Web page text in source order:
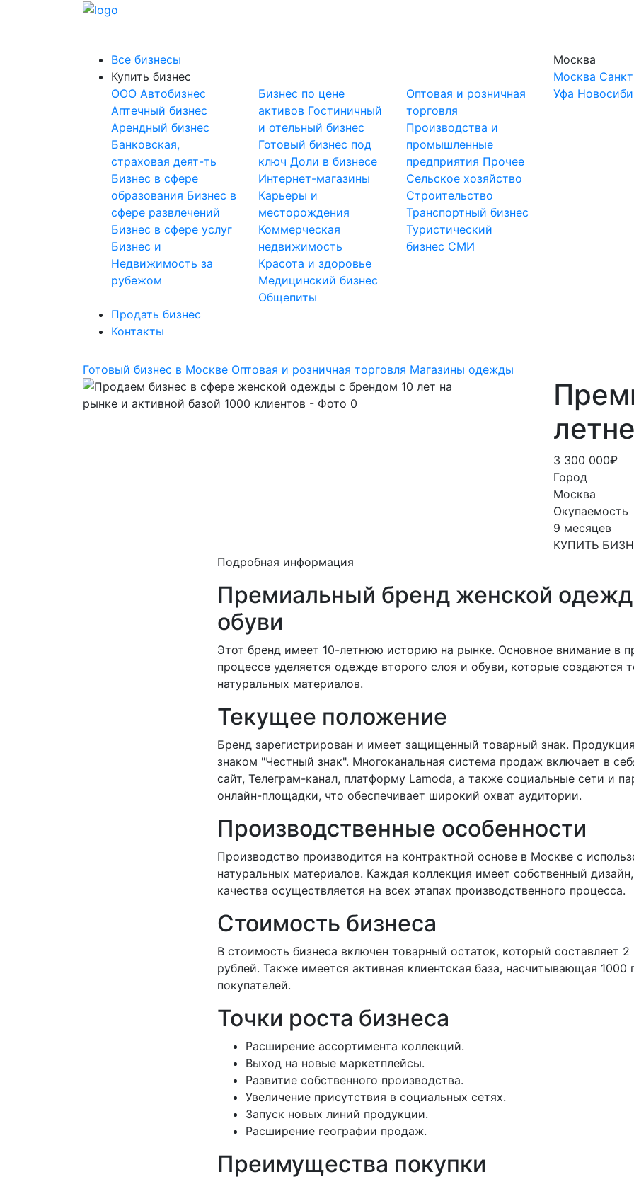
Все бизнесы
Купить бизнес
OOO Автобизнес
Аптечный бизнес
Арендный бизнес
Банковская,
страховая деят-ть
Бизнес в сфере
образования Бизнес в
сфере развлечений
Бизнес в сфере услуг
Бизнес и
Недвижимость за
рубежом
Бизнес по цене
активов Гостиничный
и отельный бизнес
Готовый бизнес под
ключДоли в бизнесе
Интернет-магазины
Карьеры и
месторождения
Коммерческая
недвижимость
Красота и здоровье
Медицинский бизнес
Общепиты
Оптовая и розничная
торговля
Производства и
промышленные
предприятия Прочее
Сельское хозяйство
Строительство
Транспортный бизнес
Туристический
бизнес СМИ
Продать бизнес
Контакты
Москва
Москва
Уфа
Готовый бизнес в Москве Оптовая и розничная торговля Магазины одежды
3 300 000₽
Город
Москва
Окупаемость
9 месяцев
КУПИТЬ
Подробная информация
Премиальный бренд женской
обуви
Этот бренд имеет 10-летнюю историю на рынке. Основное внимание в
процессе уделяется одежде второго слоя и обуви, которые создаются
натуральных материалов.
Текущее положение
Бренд зарегистрирован и имеет защищенный товарный знак.
знаком "Честный знак". Многоканальная система продаж включает в
сайт, Телеграм-канал, платформу Lamoda, а также социальные сети и
онлайн-площадки, что обеспечивает широкий охват аудитории.
Производственные особенности
Производство производится на контрактной основе в Москве с
натуральных материалов. Каждая коллекция имеет собственный
качества осуществляется на всех этапах производственного процесса.
Стоимость бизнеса
В стоимость бизнеса включен товарный остаток, который составляет
рублей. Также имеется активная клиентская база, насчитывающая 1000
покупателей.
Точки роста бизнеса
Расширение ассортимента коллекций.
Выход на новые маркетплейсы.
Развитие собственного производства.
Увеличение присутствия в социальных сетях.
Запуск новых линий продукции.
Расширение географии продаж.
Преимущества покупки